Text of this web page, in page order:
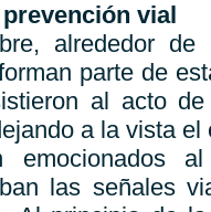
vial
alrededor de
parte de
al acto
a la vista el
emocionados
las señales